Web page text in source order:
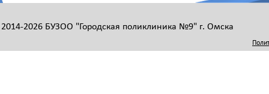
2026 БУЗОО "Городская поликлиника №9" г. Омска